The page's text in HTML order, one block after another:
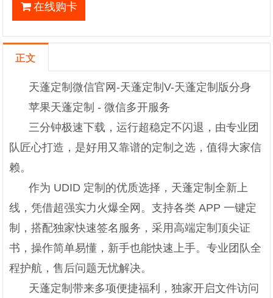
在线购卡
正文
天蓬定制微信官网-天蓬定制V-天蓬定制版分身
苹果天蓬定制 - 微信多开服务
三分钟极速下载，运行超稳定不闪退，由专业团
队匠心打造，是好用又靠谱的定制之选，值得大家信
赖。
作为 UDID 定制的优质选择，天蓬定制全新上
线，凭借超强实力火爆全网。支持各类 APP 一键定
制，搭配独家快速签名服务，采用高端定制顶尖证
书，操作简单易懂，新手也能快速上手。专业团队全
程护航，售后问题无忧解决。
天蓬定制带来多项便捷福利，独家开启文件访问